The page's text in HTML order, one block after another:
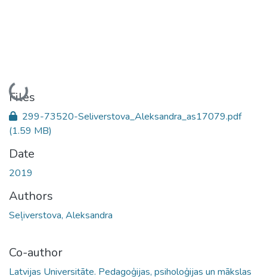
Loading...
Files
299-73520-Seliverstova_Aleksandra_as17079.pdf
(1.59 MB)
Date
2019
Authors
Seļiverstova, Aleksandra
Co-author
Latvijas Universitāte. Pedagoģijas, psiholoģijas un mākslas